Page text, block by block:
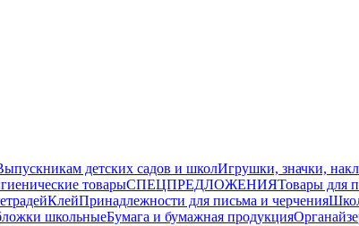
детских садов и школИгрушки, значки,
товарыСПЕЦПРЕДЛОЖЕНИЯТовары для
КлейПринадлежности для письма и черчения
школьныеБумага и бумажная продукция